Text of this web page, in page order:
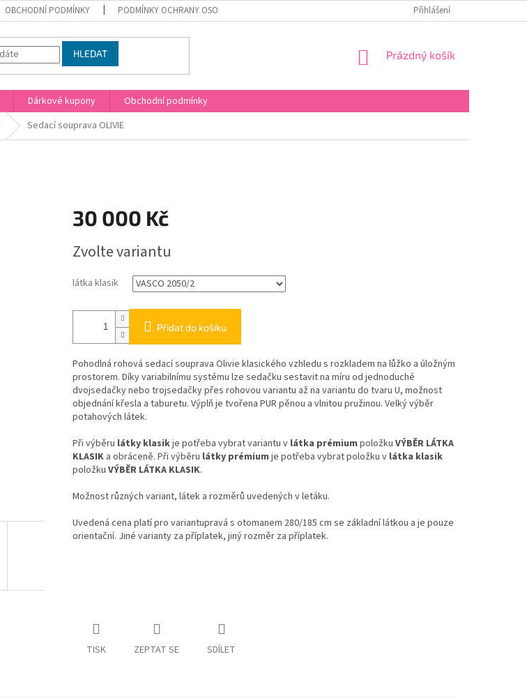
OBCHODNÍ PODMÍNKY PODMÍNKY OCHRANY OSOBNÍCH ÚDAJŮ Přihlášení
HLEDAT
NÁKUPNÍ
Prázdný košík
Dárkové kupony
Obchodní podmínky
Sedací souprava OLIVIE
30 000 Kč
cena:
Zvolte variantu
látka klasik
Přidat do košíku
Pohodlná rohová sedací souprava Olivie klasického vzhledu s rozkladem na lůžko a úložným
prostorem. Díky variabilnímu systému lze sedačku sestavit na míru od jednoduché
dvojsedačky nebo trojsedačky přes rohovou variantu až na variantu do tvaru U, možnost
objednání křesla a taburetu. Výplň je tvořena PUR pěnou a vlnitou pružinou. Velký výběr
potahových látek.
Při výběru látky klasikje potřeba vybrat variantu v látka prémium položku VÝBĚR LÁTKA
KLASIK a obráceně. Při výběru látky prémium je potřeba vybrat položku v látka klasik
položku VÝBĚR LÁTKA KLASIK.
Možnost různých variant, látek a rozměrů uvedených v letáku.
Uvedená cena platí pro variantupravá s otomanem 280/185 cm se základní látkou a je pouze
orientační. Jiné varianty za příplatek, jiný rozměr za příplatek.
TISK ZEPTAT SE SDÍLET